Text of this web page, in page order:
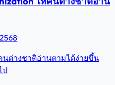
ต่างชาติอ่านตามได้ง่ายขึ้น
ป